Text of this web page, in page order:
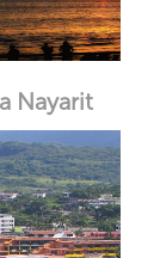
Nayarit